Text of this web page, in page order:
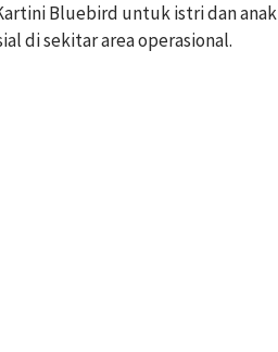
Bluebird untuk istri dan anak
di sekitar area operasional.